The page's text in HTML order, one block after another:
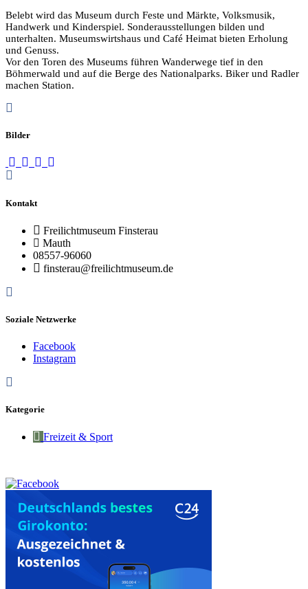
Belebt wird das Museum durch Feste und Märkte, Volksmusik,
Handwerk und Kinderspiel. Sonderausstellungen bilden und
unterhalten. Museumswirtshaus und Café Heimat bieten Erholung
und Genuss.
Vor den Toren des Museums führen Wanderwege tief in den
Böhmerwald und auf die Berge des Nationalparks. Biker und Radler
machen Station.
Bilder
Kontakt
Freilichtmuseum Finsterau
Mauth
08557-96060
finsterau@freilichtmuseum.de
Soziale Netzwerke
Facebook
Instagram
Kategorie
Freizeit & Sport